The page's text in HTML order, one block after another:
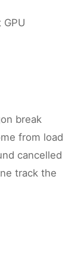
break
from load
cancelled
track the